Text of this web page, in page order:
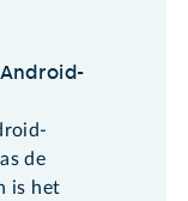
de
is het